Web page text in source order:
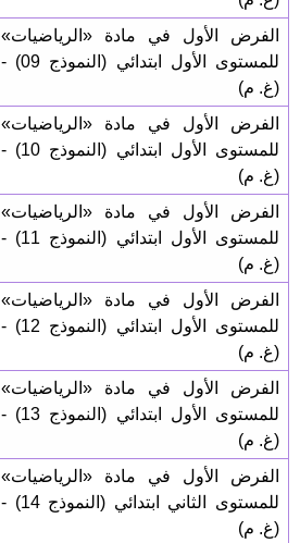
الفرض الأول في مادة «الرياضيات»
للمستوى الأول ابتدائي (النموذج 09) -
(غ. م)
الفرض الأول في مادة «الرياضيات»
للمستوى الأول ابتدائي (النموذج 10) -
(غ. م)
الفرض الأول في مادة «الرياضيات»
للمستوى الأول ابتدائي (النموذج 11) -
(غ. م)
الفرض الأول في مادة «الرياضيات»
للمستوى الأول ابتدائي (النموذج 12) -
(غ. م)
الفرض الأول في مادة «الرياضيات»
للمستوى الأول ابتدائي (النموذج 13) -
(غ. م)
الفرض الأول في مادة «الرياضيات»
للمستوى الثاني ابتدائي (النموذج 14) -
(غ. م)